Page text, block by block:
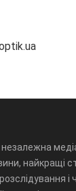
незалежна
найкращі
і